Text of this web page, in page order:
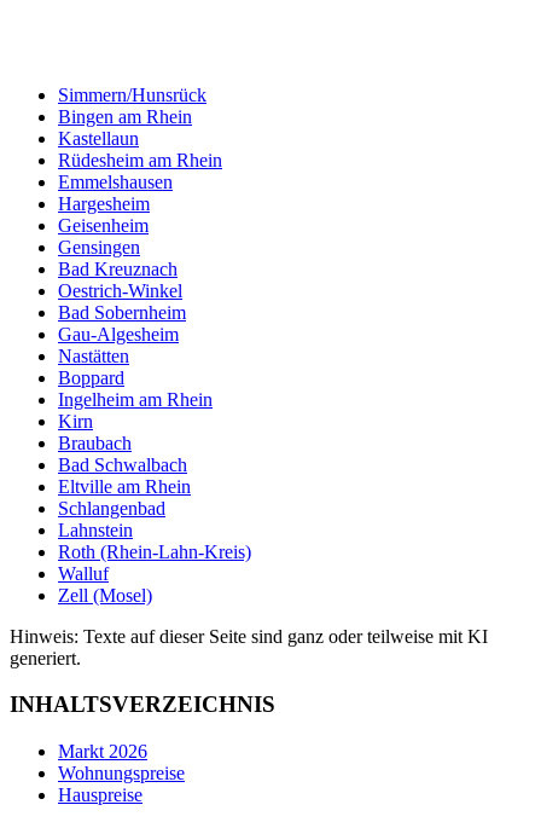
Simmern/Hunsrück
Bingen am Rhein
Kastellaun
Rüdesheim am Rhein
Emmelshausen
Hargesheim
Geisenheim
Gensingen
Bad Kreuznach
Oestrich-Winkel
Bad Sobernheim
Gau-Algesheim
Nastätten
Boppard
Ingelheim am Rhein
Kirn
Braubach
Bad Schwalbach
Eltville am Rhein
Schlangenbad
Lahnstein
Roth (Rhein-Lahn-Kreis)
Walluf
Zell (Mosel)
Hinweis: Texte auf dieser Seite sind ganz oder teilweise mit KI
generiert.
INHALTSVERZEICHNIS
Markt 2026
Wohnungspreise
Hauspreise